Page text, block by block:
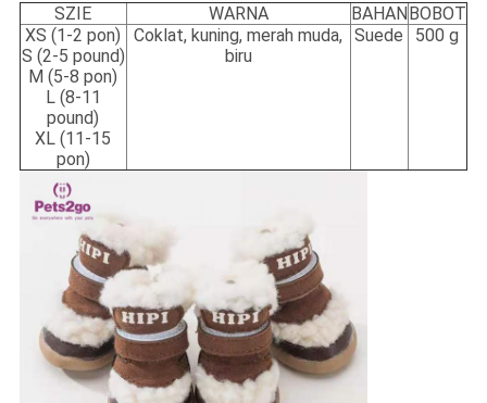
SZIE WARNA BAHAN BOBOT
XS (1-2 pon)
S (2-5 pound)
M (5-8 pon)
L (8-11
pound)
XL (11-15
pon)
Coklat, kuning, merah muda,
biru
Suede 500 g